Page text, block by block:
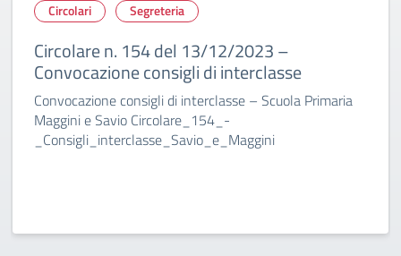
Circolari Segreteria
Circolare n. 154 del 13/12/2023 –
Convocazione consigli di interclasse
Convocazione consigli di interclasse – Scuola Primaria
Maggini e Savio Circolare_154_-
_Consigli_interclasse_Savio_e_Maggini